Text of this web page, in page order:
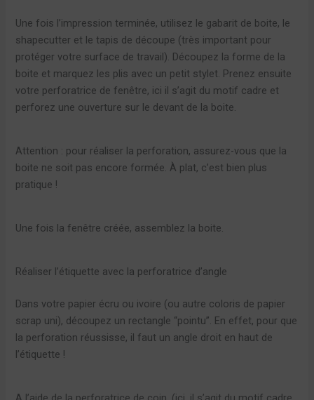
Une fois l’impression terminée, utilisez le gabarit de boite, le
shapecutter et le tapis de découpe (très important pour
protéger votre surface de travail). Découpez la forme de la
boite et marquez les plis avec un petit stylet. Prenez ensuite
votre perforatrice de fenêtre, ici il s’agit du motif cadre et
perforez une ouverture sur le devant de la boite.
Attention : pour réaliser la perforation, assurez-vous que la
boite ne soit pas encore formée. À plat, c’est bien plus
pratique !
Une fois la fenêtre créée, assemblez la boite.
Réaliser l’étiquette avec la perforatrice d’angle
Dans votre papier écru ou ivoire (ou autre coloris de papier
scrap uni), découpez un rectangle “pointu”. En effet, pour que
la perforation réussisse, il faut un angle droit en haut de
l’étiquette !